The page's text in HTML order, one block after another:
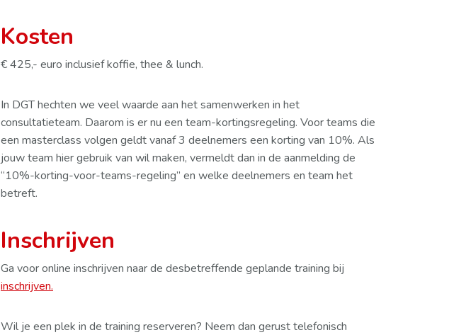
Kosten
€ 425,- euro inclusief koffie, thee & lunch.
In DGT hechten we veel waarde aan het samenwerken in het
consultatieteam. Daarom is er nu een team-kortingsregeling. Voor teams die
een masterclass volgen geldt vanaf 3 deelnemers een korting van 10%. Als
jouw team hier gebruik van wil maken, vermeldt dan in de aanmelding de
“10%-korting-voor-teams-regeling” en welke deelnemers en team het
betreft.
Inschrijven
Ga voor online inschrijven naar de desbetreffende geplande training bij
inschrijven.
Wil je een plek in de training reserveren? Neem dan gerust telefonisch